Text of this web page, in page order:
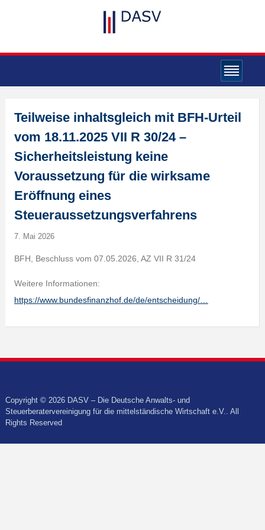
Teilweise inhaltsgleich mit BFH-Urteil
vom 18.11.2025 VII R 30/24 –
Sicherheitsleistung keine
Voraussetzung für die wirksame
Eröffnung eines
Steueraussetzungsverfahrens
7. Mai 2026
BFH, Beschluss vom 07.05.2026, AZ VII R 31/24
Weitere Informationen:
https://www.bundesfinanzhof.de/de/entscheidung/…
Copyright © 2026 DASV – Die Deutsche Anwalts- und
Steuerberatervereinigung für die mittelständische Wirtschaft e.V.. All
Rights Reserved